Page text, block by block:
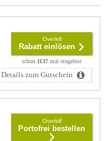
Overkill
Rabatt einlösen
schon 1137 mal eingelöst
Details zum Gutschein
Overkill
Portofrei bestellen